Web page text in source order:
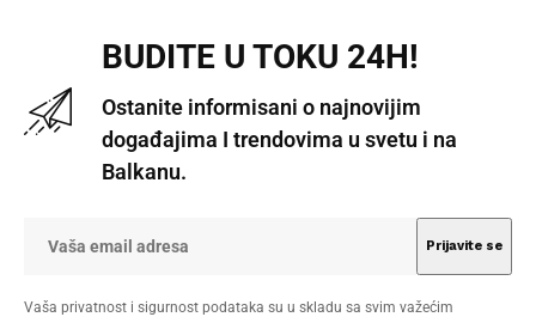
BUDITE U TOKU 24H!
Ostanite informisani o najnovijim
događajima I trendovima u svetu i na
Balkanu.
Vaša privatnost i sigurnost podataka su u skladu sa svim važećim